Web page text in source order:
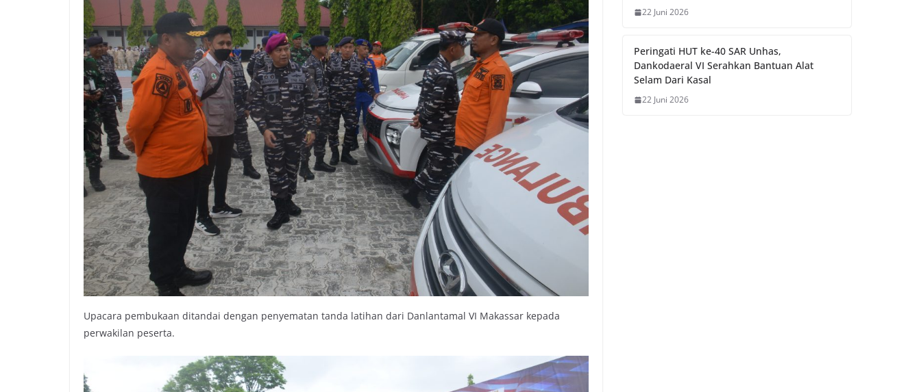
Upacara pembukaan ditandai dengan penyematan tanda latihan dari Danlantamal VI Makassar kepada
perwakilan peserta.
22 Juni 2026
Peringati HUT ke-40 SAR Unhas,
Dankodaeral VI Serahkan Bantuan Alat
Selam Dari Kasal
22 Juni 2026